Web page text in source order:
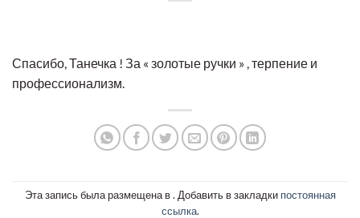
Спасибо, Танечка ! За « золотые ручки » , терпение и
профессионализм.
Эта запись была размещена в . Добавить в закладки постоянная
ссылка.